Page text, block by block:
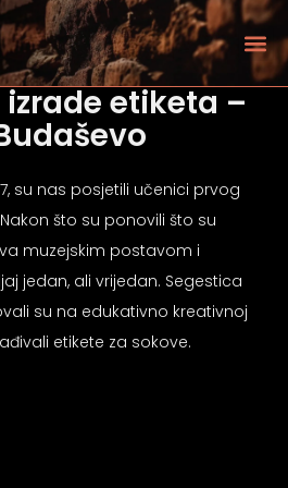
etiketa –
su nas posjetili učenici prvog
što su ponovili što su
muzejskim postavom i
jedan, ali vrijedan. Segestica
su na edukativno kreativnoj
etikete za sokove.